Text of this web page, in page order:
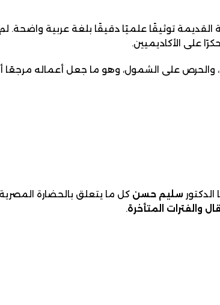
القديمة توثيقًا علميًا دقيقًا بلغة عربية
على الأكاديميين.
والحرص على الشمول، وهو ما جعل أعماله مرجعًا
سليم حسن كل ما يتعلق بالحضارة
والفترات المتأخرة.